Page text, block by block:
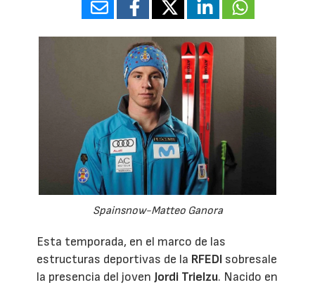
Spainsnow-Matteo Ganora
Esta temporada, en el marco de las
estructuras deportivas de la RFEDI sobresale
la presencia del joven Jordi Trielzu. Nacido en